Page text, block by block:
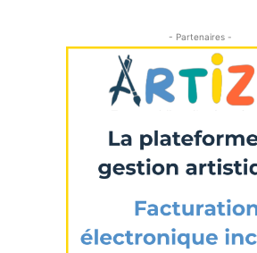
Statut / Organisation
J'accepte les termes et conditions
* Champ obligatoire
J'accepte lestermes et conditions
- Partenaires -